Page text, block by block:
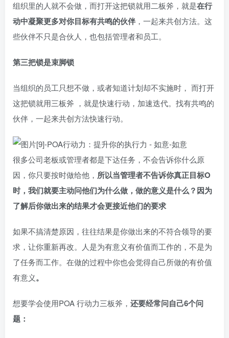
组织里的人就不会做，而打开这把锁就用二板斧，就是在行
动中凝聚更多对你目标有共鸣的伙伴 ，一起来共创方法。这
些伙伴不只是合伙人，也包括管理者和员工。
第三把锁是束脚锁
当组织的员工只想不做，或者知道计划却不实施时， 而打开
这把锁就用三板斧 ，就是快速行动，加速迭代。找有共鸣的
伙伴，一起来共创方法快速行动。
很多公司老板或管理者都是下达任务，不会告诉你什么原
因，你只要按时做给他， 所以当管理者不告诉你真正目标O
时，我们就要主动问他们为什么做，做的意义是什么？因为
了解后你做出来的结果才会更接近他们的要求
如果不搞清楚原因，往往结果是你做出来的不符合领导的要
求，让你重新再改。人是为有意义有价值而工作的，不是为
了任务而工作。在做的过程中你也会觉得自己所做的有价值
有意义。
想要学会使用POA 行动力三板斧， 还要经常问自己6个问
题：